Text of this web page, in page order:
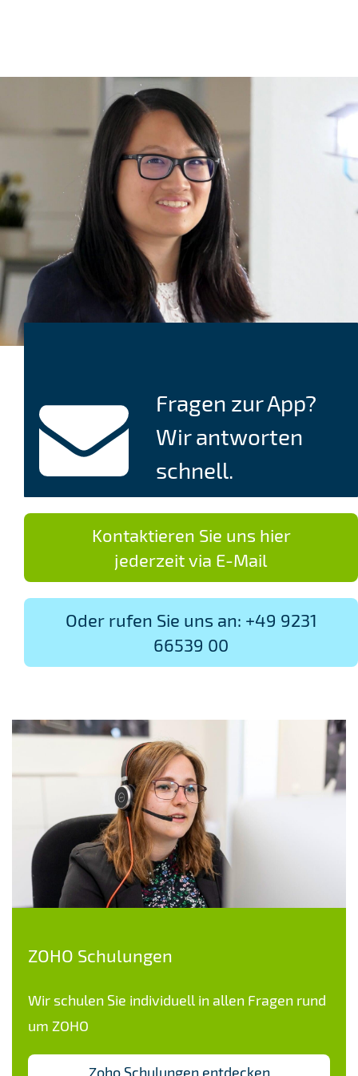
Fragen zur App?
Wir antworten
schnell.
Kontaktieren Sie uns hier
jederzeit via E-Mail
Oder rufen Sie uns an: +49 9231
66539 00
ZOHO Schulungen
Wir schulen Sie individuell in allen Fragen rund
um ZOHO
Zoho Schulungen entdecken